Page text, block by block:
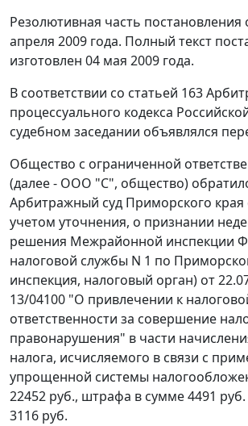
Резолютивная часть постановления
апреля 2009 года. Полный текст
изготовлен 04 мая 2009 года.
В соответствии со статьей 163
процессуального кодекса
судебном заседании объявлялся
Общество с ограниченной
(далее - ООО "С", общество)
Арбитражный суд Приморского края
учетом уточнения, о признании
решения Межрайонной инспекции
налоговой службы N 1 по
инспекция, налоговый орган) от
13/04100 "О привлечении к
ответственности за совершение
правонарушения" в части
налога, исчисляемого в связи с
упрощенной системы
22452 руб., штрафа в сумме 4491
3116 руб.